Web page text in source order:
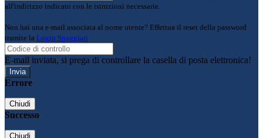
all'indirizzo indicato con le istruzioni necessarie.
Non hai una e-mail associata al nome utente? Effettua il reset della password
tramite la Login Spaggiari
E-mail inviata, si prega di controllare la casella di posta elettronica!
Errore
Chiudi
Successo
Chiudi